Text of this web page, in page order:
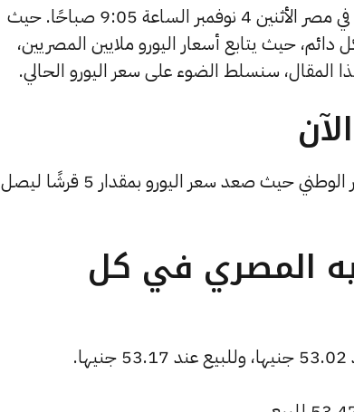
يتساءل العديد من الأشخاص عن أسعار اليورو اليوم في مصر الأثنين 4 نوفمبر الساعة 9:05 صباحًا. حيث
حيث يتابع أسعار اليورو ملايين المصريين،
المقال، سنسلط الضوء على سعر اليورو الحالي.
أعلى سعر لشراء اليورو بالبنوك الآن تجده في بنك قطر الوطني حيث صعد سعر اليورو بمقدار 5 قرشًا ليصل
المصري في كل